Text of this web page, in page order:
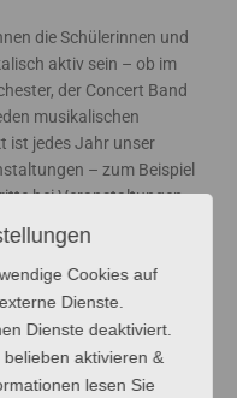
die Schülerinnen und
aktiv sein – ob im
der Concert Band
musikalischen
ist jedes Jahr unser
– zum Beispiel
bei Veranstaltungen
Cookies auf
Dienste.
Dienste deaktiviert.
aktivieren &
lesen Sie